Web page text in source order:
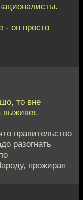
- он просто
то вне
выживет.
правительство
разогнать
прожирая